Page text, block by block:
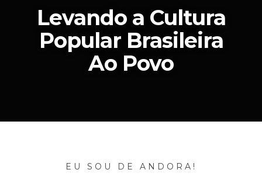
Levando a Cultura
Popular Brasileira
Ao Povo
EU SOU DE ANDORA!